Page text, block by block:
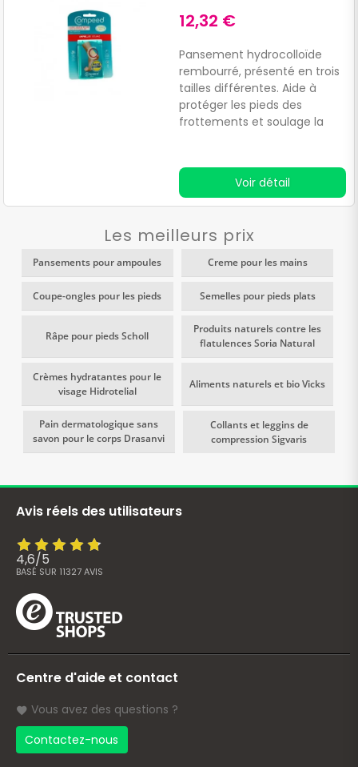
12,32 €
Pansement hydrocolloïde
rembourré, présenté en trois
tailles différentes. Aide à
protéger les pieds des
frottements et soulage la
outre, il contribue à la
cicatrisation naturelle des
plaies.
Voir détail
Les meilleurs prix
Pansements pour ampoules Creme pour les mains
Coupe-ongles pour les pieds Semelles pour pieds plats
Râpe pour pieds Scholl
Produits naturels contre les
flatulences Soria Natural
Crèmes hydratantes pour le
visage Hidrotelial
Aliments naturels et bio Vicks
Pain dermatologique sans
savon pour le corps Drasanvi
Collants et leggins de
compression Sigvaris
Avis réels des utilisateurs
4,6/5
BASÉ SUR 11327AVIS
Centre d'aide et contact
Vous avez des questions ?
Contactez-nous